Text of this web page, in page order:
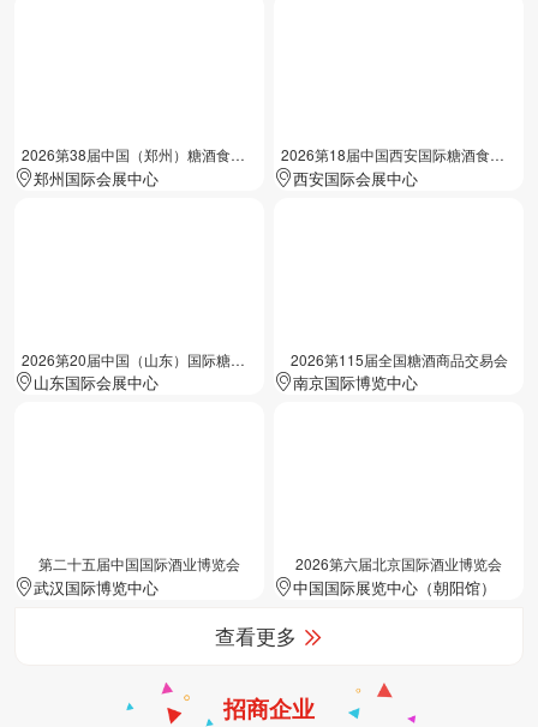
2026第38届中国（郑州）糖酒食品交易会
郑州国际会展中心
2026第18届中国西安国际糖酒食品展览会
西安国际会展中心
2026第20届中国（山东）国际糖酒食品交易会
山东国际会展中心
2026第115届全国糖酒商品交易会
南京国际博览中心
第二十五届中国国际酒业博览会
武汉国际博览中心
2026第六届北京国际酒业博览会
中国国际展览中心（朝阳馆）
查看更多
招商企业